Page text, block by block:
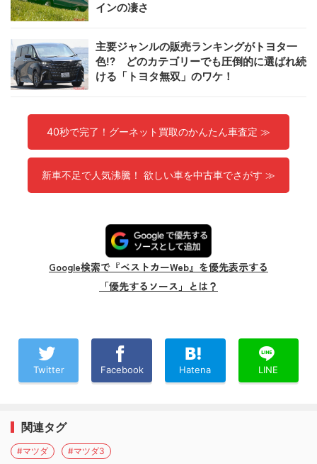
インの凄さ
主要ジャンルの販売ランキングがトヨタ一
色!? どのカテゴリーでも圧倒的に選ばれ続
ける「トヨタ無双」のワケ！
40秒で完了！グーネット買取のかんたん車査定 ≫
新車不足で人気沸騰！ 欲しい車を中古車でさがす ≫
Google検索で『ベストカーWeb』を優先表示する
「優先するソース」とは？
Twitter Facebook Hatena LINE
関連タグ
#マツダ #マツダ3